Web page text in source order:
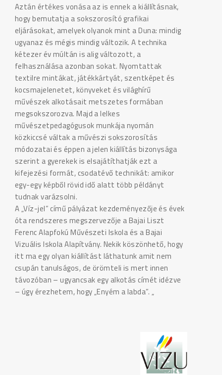
Aztán értékes vonása az is ennek a kiállításnak,
hogy bemutatja a sokszorosító grafikai
eljárásokat, amelyek olyanok mint a Duna: mindig
ugyanaz és mégis mindig változik. A technika
kétezer év múltán is alig változott, a
felhasználása azonban sokat. Nyomtattak
textilre mintákat, játékkártyát, szentképet és
kocsmajelenetet, könyveket és világhírű
művészek alkotásait metszetes formában
megsokszorozva. Majd a lelkes
művészetpedagógusok munkája nyomán
közkiccsé váltak a művészi sokszorosítás
módozatai és éppen a jelen kiállítás bizonysága
szerint a gyerekek is elsajátíthatják ezt a
kifejezési formát, csodatévő technikát: amikor
egy-egy képből rövid idő alatt több példányt
tudnak varázsolni.
A „Víz-jel” című pályázat kezdeményezője és évek
óta rendszeres megszervezője a Bajai Liszt
Ferenc Alapfokú Művészeti Iskola és a Bajai
Vizuális Iskola Alapítvány. Nekik köszönhető, hogy
itt ma egy olyan kiállítást láthatunk amit nem
csupán tanulságos, de örömteli is mert innen
távozóban – ugyancsak egy alkotás címét idézve
– úgy érezhetem, hogy „Enyém a labda”. „